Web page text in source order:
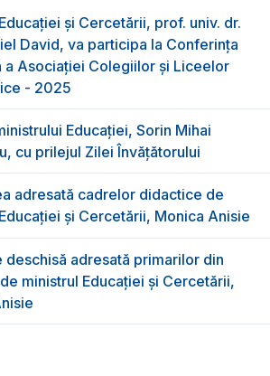
și Cercetării, prof. univ. dr.
David, va participa la Conferința
a Asociației Colegiilor și Liceelor
- 2025
Educației, Sorin Mihai
cu prilejul Zilei Învățătorului
adresată cadrelor didactice de
și Cercetării, Monica Anisie
deschisă adresată primarilor din
ministrul Educației și Cercetării,